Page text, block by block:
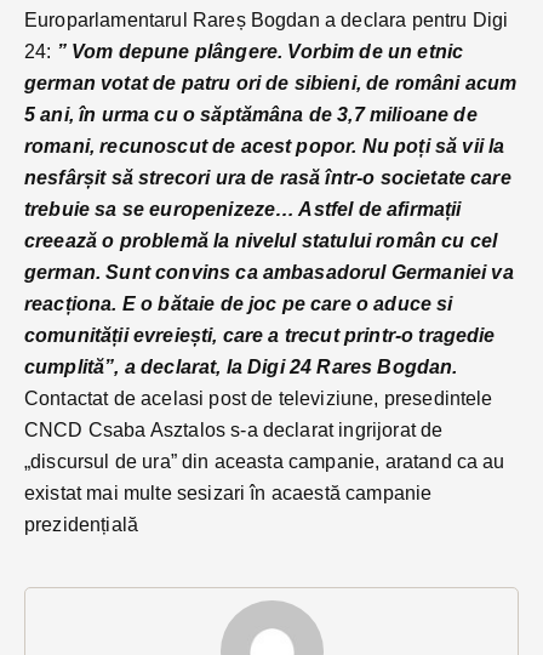
Europarlamentarul Rareș Bogdan a declara pentru Digi
24: ” Vom depune plângere. Vorbim de un etnic
german votat de patru ori de sibieni, de români acum
5 ani, în urma cu o săptămâna de 3,7 milioane de
romani, recunoscut de acest popor. Nu poți să vii la
nesfârșit să strecori ura de rasă într-o societate care
trebuie sa se europenizeze… Astfel de afirmații
creează o problemă la nivelul statului român cu cel
german. Sunt convins ca ambasadorul Germaniei va
reacționa. E o bătaie de joc pe care o aduce si
comunității evreiești, care a trecut printr-o tragedie
cumplită”, a declarat, la Digi 24 Rares Bogdan.
Contactat de acelasi post de televiziune, presedintele
CNCD Csaba Asztalos s-a declarat ingrijorat de
„discursul de ura” din aceasta campanie, aratand ca au
existat mai multe sesizari în acaestă campanie
prezidențială